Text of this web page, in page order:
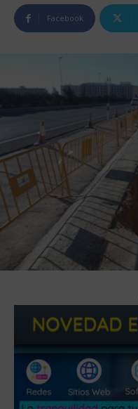
Facebook